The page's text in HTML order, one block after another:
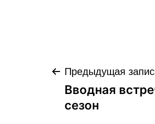
по
Предыдущая
Вводная
сезон